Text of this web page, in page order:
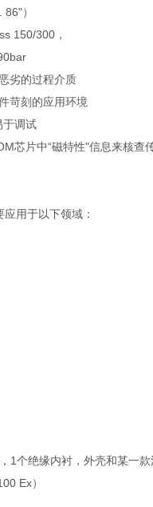
）
150/300，
劣的过程介质
苛刻的应用环境
于调试
芯片中“磁特性"信息来核查
应用于以下领域：
1个绝缘内衬，外壳和某一
Ex）